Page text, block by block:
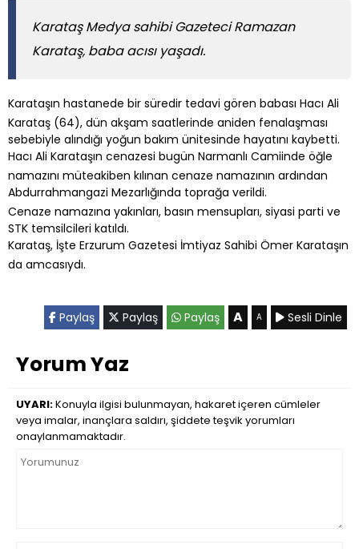
Karataş Medya sahibi Gazeteci Ramazan
Karataş, baba acısı yaşadı.
Karataşın hastanede bir süredir tedavi gören babası Hacı Ali
Karataş (64), dün akşam saatlerinde aniden fenalaşması
sebebiyle alındığı yoğun bakım ünitesinde hayatını kaybetti.
Hacı Ali Karataşın cenazesi bugün Narmanlı Camiinde öğle
namazını müteakiben kılınan cenaze namazının ardından
Abdurrahmangazi Mezarlığında toprağa verildi.
Cenaze namazına yakınları, basın mensupları, siyasi parti ve
STK temsilcileri katıldı.
Karataş, İşte Erzurum Gazetesi İmtiyaz Sahibi Ömer Karataşın
da amcasıydı.
Paylaş Paylaş Paylaş A A Sesli Dinle
Yorum Yaz
UYARI:Konuyla ilgisi bulunmayan, hakaret içeren cümleler
veya imalar, inançlara saldırı, şiddete teşvik yorumları
onaylanmamaktadır.